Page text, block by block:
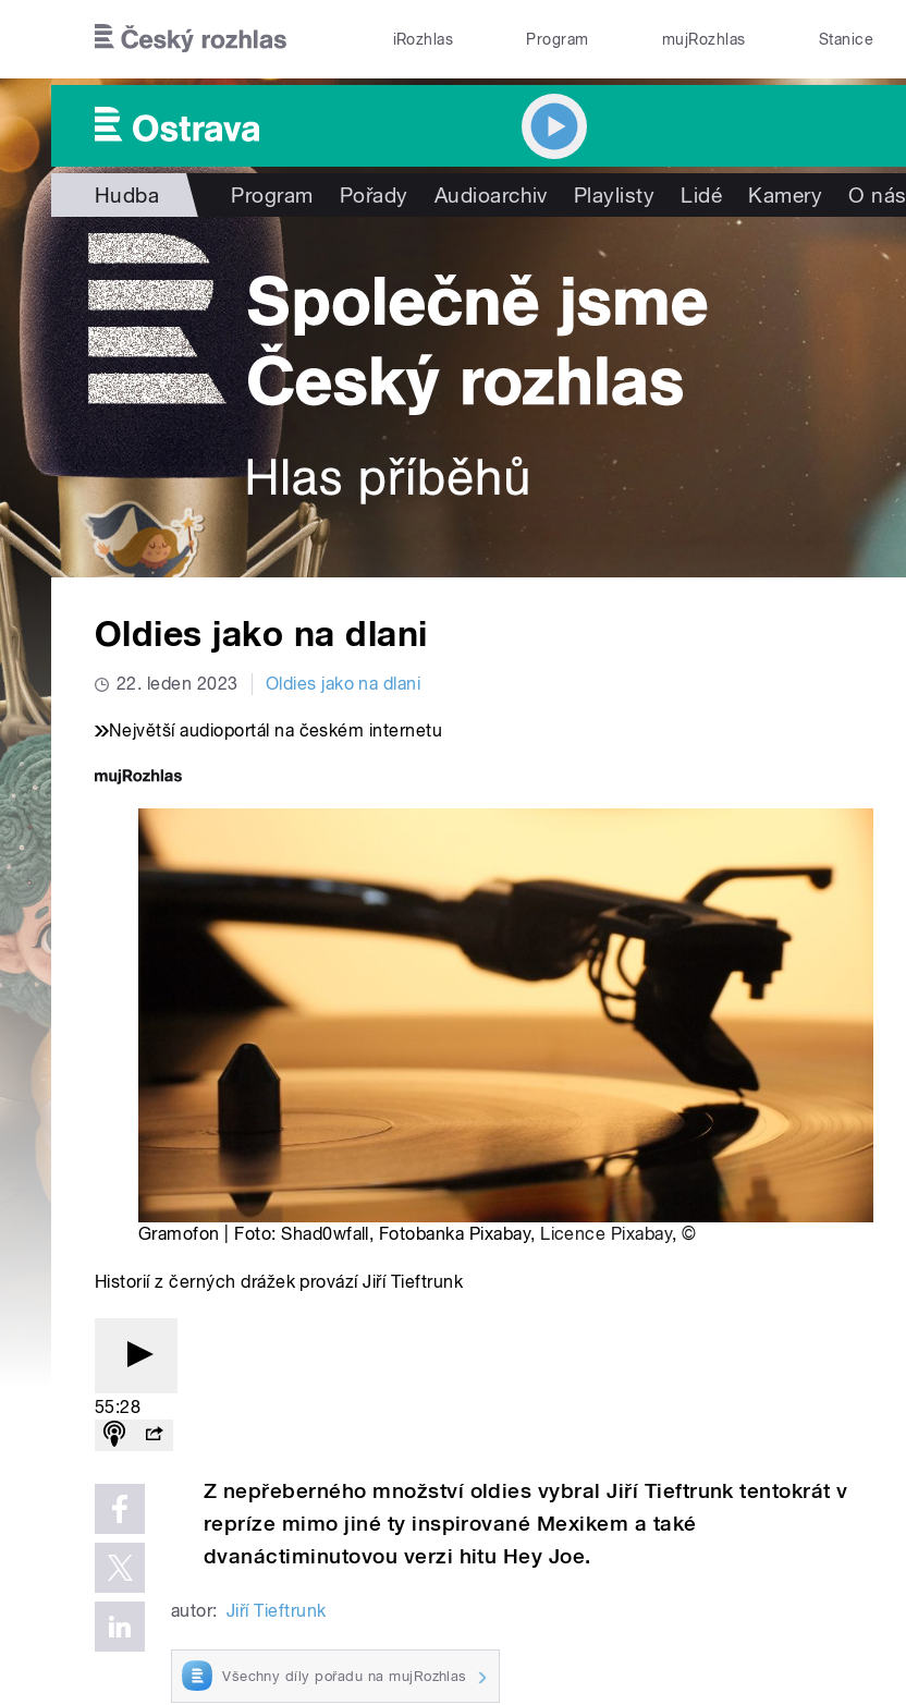
iRozhlas Program mujRozhlas Stanice
Hudba Program Pořady Audioarchiv Playlisty Lidé Kamery O nás
Oldies jako na dlani
22. leden 2023 Oldies jako na dlani
Největší audioportál na českém internetu
Gramofon | Foto: Shad0wfall, Fotobanka Pixabay, Licence Pixabay,©
Historií z černých drážek provází Jiří Tieftrunk
55:28
Z nepřeberného množství oldies vybral Jiří Tieftrunk tentokrát v
repríze mimo jiné ty inspirované Mexikem a také
dvanáctiminutovou verzi hitu Hey Joe.
autor: Jiří Tieftrunk
Všechny díly pořadu na mujRozhlas